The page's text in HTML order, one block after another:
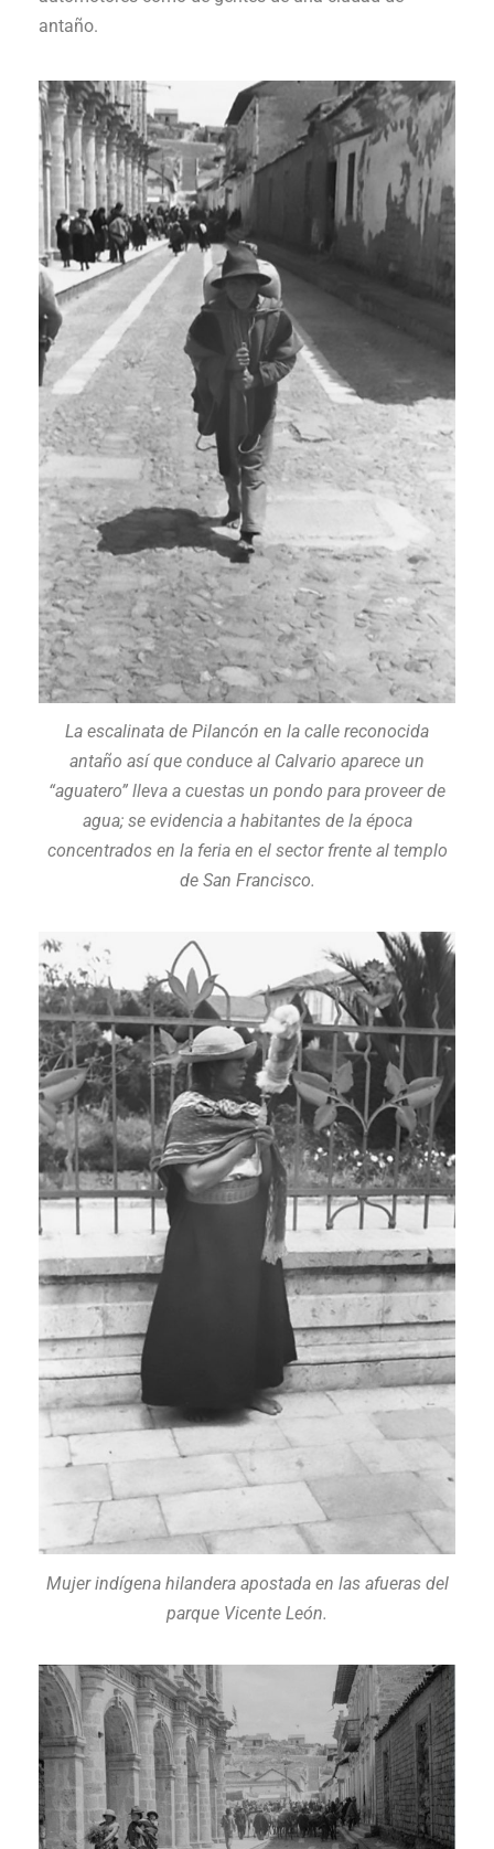
antaño.
La escalinata de Pilancón en la calle reconocida
antaño así que conduce al Calvario aparece un
“aguatero” lleva a cuestas un pondo para proveer de
agua; se evidencia a habitantes de la época
concentrados en la feria en el sector frente al templo
de San Francisco.
Mujer indígena hilandera apostada en las afueras del
parque Vicente León.